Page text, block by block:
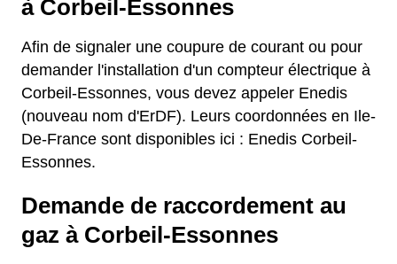
à Corbeil-Essonnes
Afin de signaler une coupure de courant ou pour
demander l'installation d'un compteur électrique à
Corbeil-Essonnes, vous devez appeler Enedis
(nouveau nom d'ErDF). Leurs coordonnées en Ile-
De-France sont disponibles ici : Enedis Corbeil-
Essonnes.
Demande de raccordement au
gaz à Corbeil-Essonnes